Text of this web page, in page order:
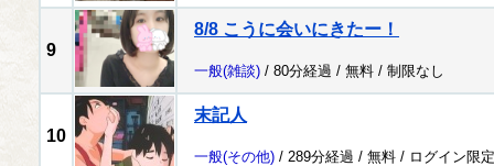
9
8/8 こうに会いにきたー！
一般(雑談) / 80分経過 / 無料 / 制限なし
10
末記人
一般(その他) / 289分経過 / 無料 / ログイン限定